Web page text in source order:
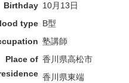
Birthday 10月13日
type B型
塾講師
Place of 香川県高松市
香川県東端